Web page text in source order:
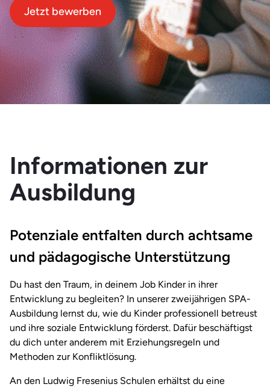
Jetzt bewerben
Informationen zur
Ausbildung
Potenziale entfalten durch achtsame
und pädagogische Unterstützung
Du hast den Traum, in deinem Job Kinder in ihrer
Entwicklung zu begleiten? In unserer zweijährigen SPA-
Ausbildung lernst du, wie du Kinder professionell betreust
und ihre soziale Entwicklung förderst. Dafür beschäftigst
du dich unter anderem mit Erziehungsregeln und
Methoden zur Konfliktlösung.
An den Ludwig Fresenius Schulen erhältst du eine